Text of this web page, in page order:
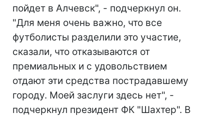
пойдет в Алчевск", - подчеркнул он.
"Для меня очень важно, что все
футболисты разделили это участие,
сказали, что отказываются от
премиальных и с удовольствием
отдают эти средства пострадавшему
городу. Моей заслуги здесь нет", -
подчеркнул президент ФК "Шахтер". В